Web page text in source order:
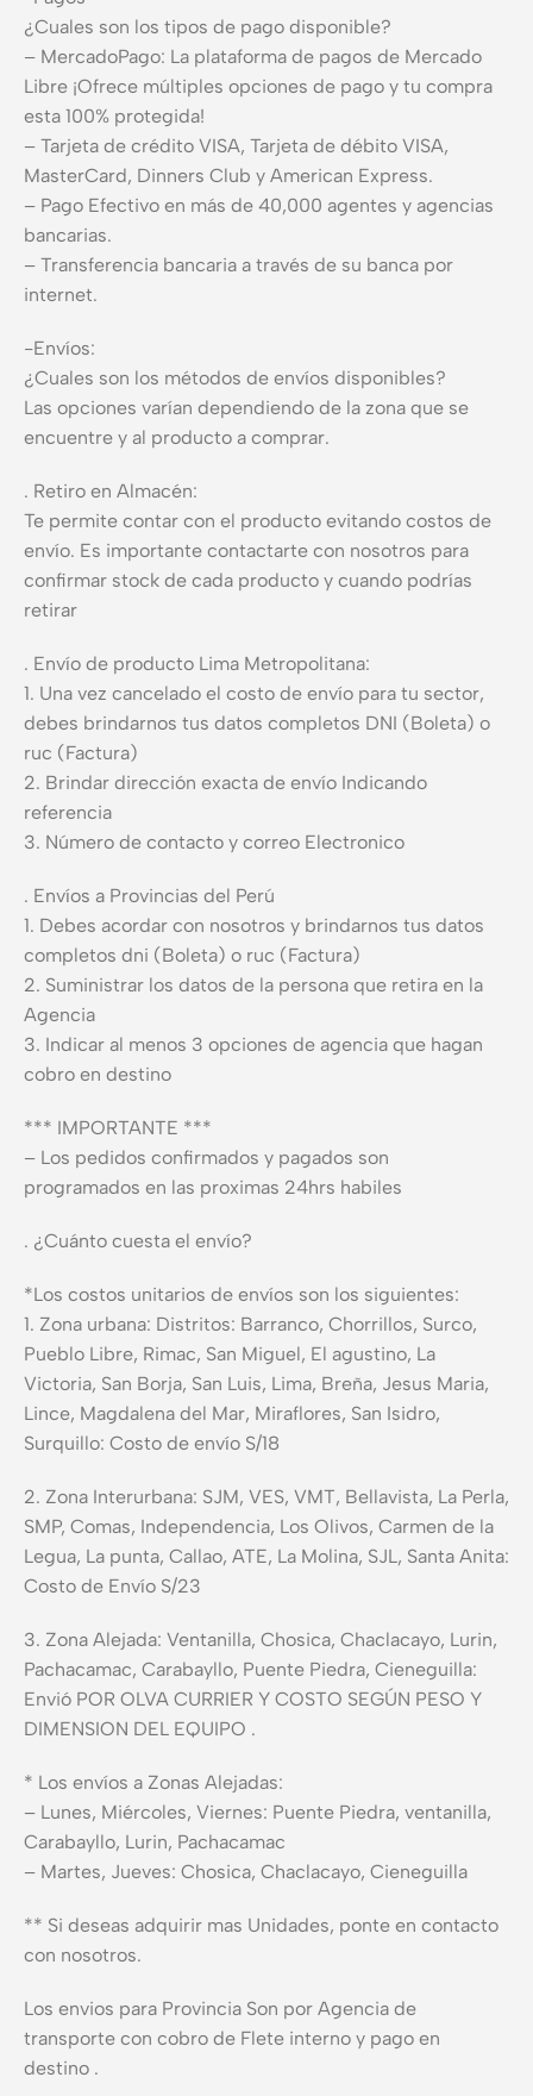
¿Cuales son los tipos de pago disponible?
– MercadoPago: La plataforma de pagos de Mercado
Libre ¡Ofrece múltiples opciones de pago y tu compra
esta 100% protegida!
– Tarjeta de crédito VISA, Tarjeta de débito VISA,
MasterCard, Dinners Club y American Express.
– Pago Efectivo en más de 40,000 agentes y agencias
bancarias.
– Transferencia bancaria a través de su banca por
internet.
-Envíos:
¿Cuales son los métodos de envíos disponibles?
Las opciones varían dependiendo de la zona que se
encuentre y al producto a comprar.
. Retiro en Almacén:
Te permite contar con el producto evitando costos de
envío. Es importante contactarte con nosotros para
confirmar stock de cada producto y cuando podrías
retirar
. Envío de producto Lima Metropolitana:
1. Una vez cancelado el costo de envío para tu sector,
debes brindarnos tus datos completos DNI (Boleta) o
ruc (Factura)
2. Brindar dirección exacta de envío Indicando
referencia
3. Número de contacto y correo Electronico
. Envíos a Provincias del Perú
1. Debes acordar con nosotros y brindarnos tus datos
completos dni (Boleta) o ruc (Factura)
2. Suministrar los datos de la persona que retira en la
Agencia
3. Indicar al menos 3 opciones de agencia que hagan
cobro en destino
*** IMPORTANTE ***
– Los pedidos confirmados y pagados son
programados en las proximas 24hrs habiles
. ¿Cuánto cuesta el envío?
*Los costos unitarios de envíos son los siguientes:
1. Zona urbana: Distritos: Barranco, Chorrillos, Surco,
Pueblo Libre, Rimac, San Miguel, El agustino, La
Victoria, San Borja, San Luis, Lima, Breña, Jesus Maria,
Lince, Magdalena del Mar, Miraflores, San Isidro,
Surquillo: Costo de envío S/18
2. Zona Interurbana: SJM, VES, VMT, Bellavista, La Perla,
SMP, Comas, Independencia, Los Olivos, Carmen de la
Legua, La punta, Callao, ATE, La Molina, SJL, Santa Anita:
Costo de Envío S/23
3. Zona Alejada: Ventanilla, Chosica, Chaclacayo, Lurin,
Pachacamac, Carabayllo, Puente Piedra, Cieneguilla:
Envió POR OLVA CURRIER Y COSTO SEGÚN PESO Y
DIMENSION DEL EQUIPO .
* Los envíos a Zonas Alejadas:
– Lunes, Miércoles, Viernes: Puente Piedra, ventanilla,
Carabayllo, Lurin, Pachacamac
– Martes, Jueves: Chosica, Chaclacayo, Cieneguilla
** Si deseas adquirir mas Unidades, ponte en contacto
con nosotros.
Los envios para Provincia Son por Agencia de
transporte con cobro de Flete interno y pago en
destino .